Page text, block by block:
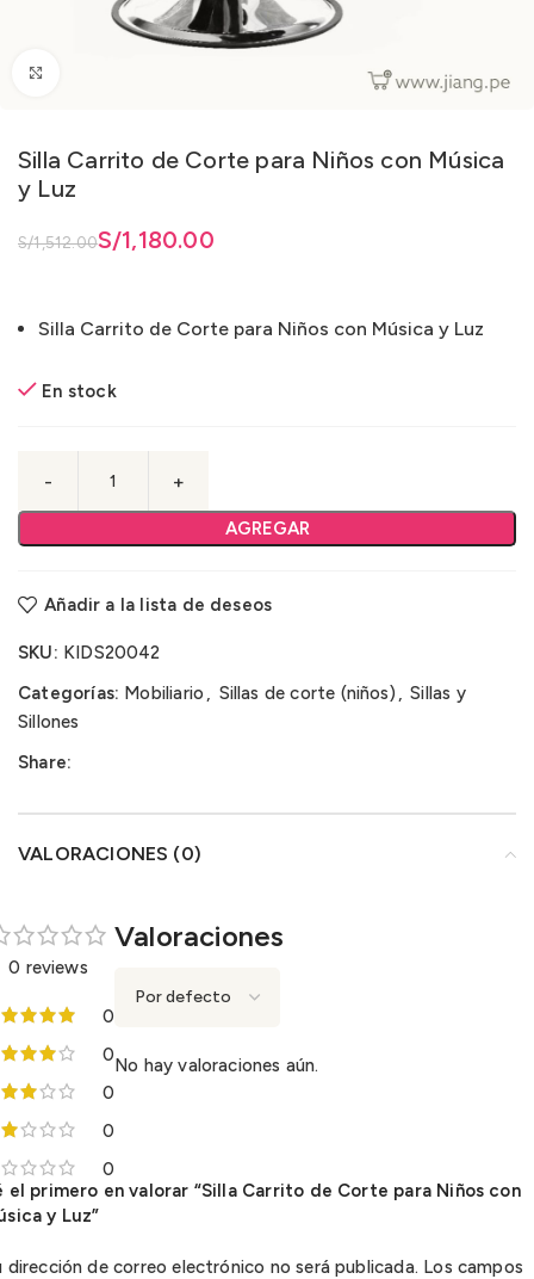
Silla Carrito de Corte para Niños con Música
y Luz
S/1,512.00
era: S/1,512.00.
S/1,180.00
es: S/1,180.00.
Silla Carrito de Corte para Niños con Música y Luz
En stock
AGREGAR
Añadir a la lista de deseos
SKU: KIDS20042
Categorías: Mobiliario , Sillas de corte (niños) , Sillas y
Sillones
Share:
VALORACIONES (0)
0 reviews
0
0
0
0
0
Valoraciones
No hay valoraciones aún.
el primero en valorar “Silla Carrito de Corte para Niños con
y Luz”
dirección de correo electrónico no será publicada. Los campos